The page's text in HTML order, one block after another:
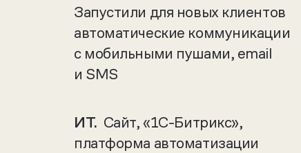
Запустили для новых клиентов
автоматические коммуникации
с мобильными пушами, email
и SMS
ИТ. Сайт, «1C-Битрикс»,
платформа автоматизации